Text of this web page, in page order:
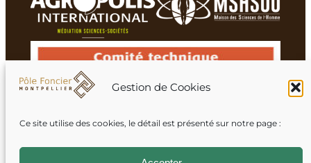
Gestion de Cookies
Ce site utilise des cookies, le détail est présenté sur notre page :
Membres du réseau